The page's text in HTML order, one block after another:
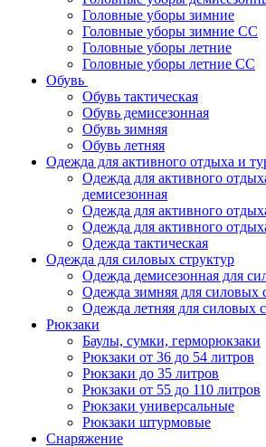
Головные уборы зимние
Головные уборы зимние СС
Головные уборы летние
Головные уборы летние СС
Обувь
Обувь тактическая
Обувь демисезонная
Обувь зимняя
Обувь летняя
Одежда для активного отдыха и
Одежда для активного
демисезонная
Одежда для активного
Одежда для активного
Одежда тактическая
Одежда для силовых структур
Одежда демисезонная для
Одежда зимняя для силовых
Одежда летняя для силовых
Рюкзаки
Баулы, сумки, герморюкзаки
Рюкзаки от 36 до 54 литров
Рюкзаки до 35 литров
Рюкзаки от 55 до 110 литров
Рюкзаки универсальные
Рюкзаки штурмовые
Снаряжение